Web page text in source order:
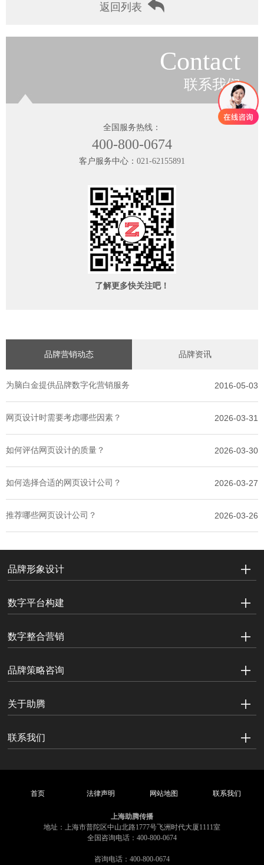
返回列表
Contact
联系我们
全国服务热线：
400-800-0674
客户服务中心： 021-62155891
了解更多快关注吧！
品牌营销动态 品牌资讯
为脑白金提供品牌数字化营销服务 2016-05-03
网页设计时需要考虑哪些因素？ 2026-03-31
如何评估网页设计的质量？ 2026-03-30
如何选择合适的网页设计公司？ 2026-03-27
推荐哪些网页设计公司？ 2026-03-26
品牌形象设计
数字平台构建
数字整合营销
品牌策略咨询
关于助腾
联系我们
首页 法律声明 网站地图 联系我们
上海助腾传播
地址：上海市普陀区中山北路1777号飞洲时代大厦1111室
全国咨询电话：400-800-0674
咨询电话：400-800-0674